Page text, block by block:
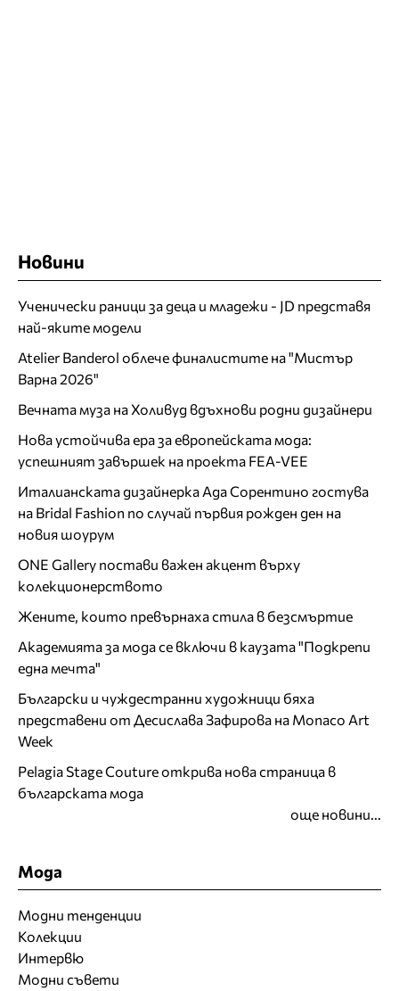
Новини
Ученически раници за деца и младежи - JD представя
най-яките модели
Atelier Banderol облече финалистите на "Мистър
Варна 2026"
Вечната муза на Холивуд вдъхнови родни дизайнери
Нова устойчива ера за европейската мода:
успешният завършек на проекта FEA-VEE
Италианската дизайнерка Ада Сорентино гостува
на Bridal Fashion по случай първия рожден ден на
новия шоурум
ONE Gallery постави важен акцент върху
колекционерството
Жените, които превърнаха стила в безсмъртие
Академията за мода се включи в каузата "Подкрепи
една мечта"
Български и чуждестранни художници бяха
представени от Десислава Зафирова на Monaco Art
Week
Pelagia Stage Couture открива нова страница в
българската мода
още новини...
Мода
Модни тенденции
Колекции
Интервю
Модни съвети